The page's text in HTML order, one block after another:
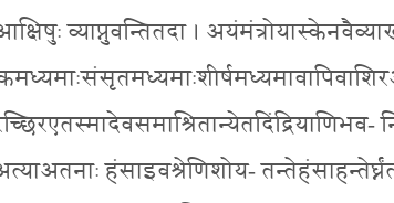
व्याप्नुवन्तितदा ।
हंसाइवश्रेणिशोय-